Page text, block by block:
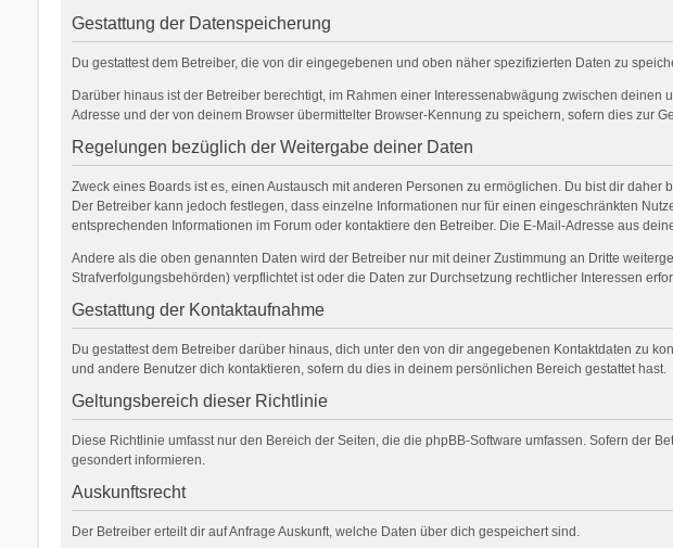
Gestattung der Datenspeicherung
Du gestattest dem Betreiber, die von dir eingegebenen und oben näher spezifizierten Daten zu
Darüber hinaus ist der Betreiber berechtigt, im Rahmen einer Interessenabwägung zwischen
Adresse und der von deinem Browser übermittelter Browser-Kennung zu speichern, sofern dies zur
Regelungen bezüglich der Weitergabe deiner Daten
Zweck eines Boards ist es, einen Austausch mit anderen Personen zu ermöglichen. Du bist dir
Der Betreiber kann jedoch festlegen, dass einzelne Informationen nur für einen eingeschränkten
entsprechenden Informationen im Forum oder kontaktiere den Betreiber. Die E-Mail-Adresse aus
Andere als die oben genannten Daten wird der Betreiber nur mit deiner Zustimmung an Dritte
Strafverfolgungsbehörden) verpflichtet ist oder die Daten zur Durchsetzung rechtlicher Interessen
Gestattung der Kontaktaufnahme
Du gestattest dem Betreiber darüber hinaus, dich unter den von dir angegebenen Kontaktdaten zu
und andere Benutzer dich kontaktieren, sofern du dies in deinem persönlichen Bereich gestattet hast.
Geltungsbereich dieser Richtlinie
Diese Richtlinie umfasst nur den Bereich der Seiten, die die phpBB-Software umfassen. Sofern der
gesondert informieren.
Auskunftsrecht
Der Betreiber erteilt dir auf Anfrage Auskunft, welche Daten über dich gespeichert sind.